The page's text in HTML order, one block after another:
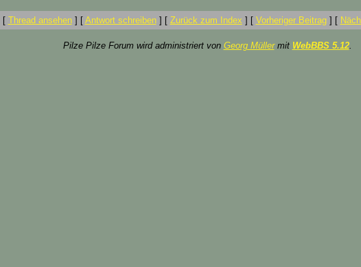
[ Thread ansehen] [ Antwort schreiben] [ Zurück zum Index ] [ Vorheriger Beitrag] [
Pilze Pilze Forum wird administriert von Georg Müllermit WebBBS 5.12.